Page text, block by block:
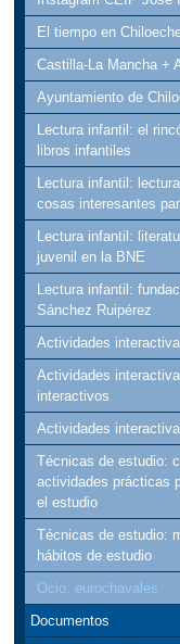
El tiempo en
Castilla-La Mancha +
Ayuntamiento de
Lectura infantil: el
libros infantiles
Lectura infantil:
cosas interesantes
Lectura infantil:
juvenil en la BNE
Lectura infantil:
Sánchez Ruipérez
Actividades
Actividades
interactivos
Actividades
Técnicas de estudio:
actividades prácticas
el estudio
Técnicas de estudio:
hábitos de estudio
Ocio: eurochavales
Documentos